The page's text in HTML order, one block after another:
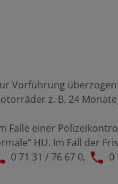
Vorführung
z. B. 24
Falle einer
HU. Im Fall der
0 71 31 / 76 67 0,
0